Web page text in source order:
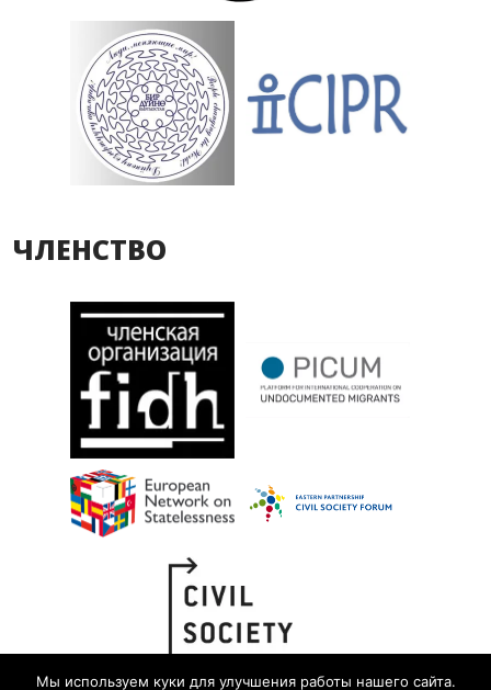
ЧЛЕНСТВО
Мы используем куки для улучшения работы нашего сайта.